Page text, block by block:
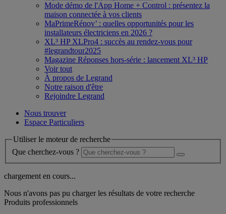
Mode démo de l'App Home + Control : présentez la
maison connectée à vos clients
MaPrimeRénov’ : quelles opportunités pour les
installateurs électriciens en 2026 ?
XL³ HP XLPro4 : succès au rendez-vous pour
#legrandtour2025
Magazine Réponses hors-série : lancement XL³ HP
Voir tout
À propos de Legrand
Notre raison d'être
Rejoindre Legrand
Nous trouver
Espace Particuliers
Utiliser le moteur de recherche
Que cherchez-vous ?
chargement en cours...
Nous n'avons pas pu charger les résultats de votre recherche
Produits professionnels